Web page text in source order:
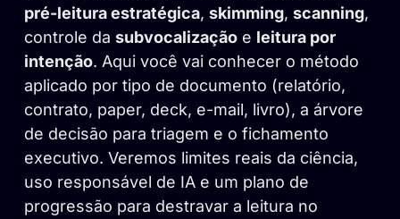
pré-leitura estratégica, skimming, scanning,
controle da subvocalização e leitura por
intenção. Aqui você vai conhecer o método
aplicado por tipo de documento (relatório,
contrato, paper, deck, e-mail, livro), a árvore
de decisão para triagem e o fichamento
executivo. Veremos limites reais da ciência,
uso responsável de IA e um plano de
progressão para destravar a leitura no